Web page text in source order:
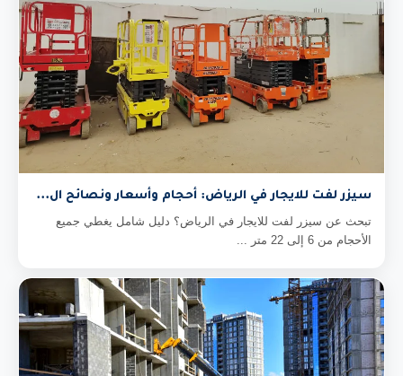
سيزر لفت للايجار في الرياض: أحجام وأسعار ونصائح ال...
تبحث عن سيزر لفت للايجار في الرياض؟ دليل شامل يغطي جميع
الأحجام من 6 إلى 22 متر ...